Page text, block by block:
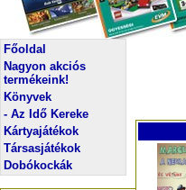
Főoldal
Nagyon akciós
termékeink!
Könyvek
- Az Idő Kereke
Kártyajátékok
Társasjátékok
Dobókockák